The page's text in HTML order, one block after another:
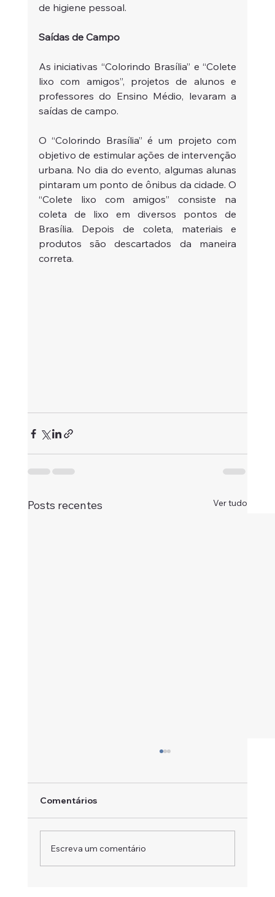
de higiene pessoal.
Saídas de Campo
As iniciativas “Colorindo Brasília” e “Colete
lixo com amigos”, projetos de alunos e
professores do Ensino Médio, levaram a
saídas de campo.
O “Colorindo Brasília” é um projeto com
objetivo de estimular ações de intervenção
urbana. No dia do evento, algumas alunas
pintaram um ponto de ônibus da cidade. O
“Colete lixo com amigos” consiste na
coleta de lixo em diversos pontos de
Brasília. Depois de coleta, materiais e
produtos são descartados da maneira
correta.
Posts recentes Ver tudo
Um Campeão em Movimento
Comentários
Escreva um comentário